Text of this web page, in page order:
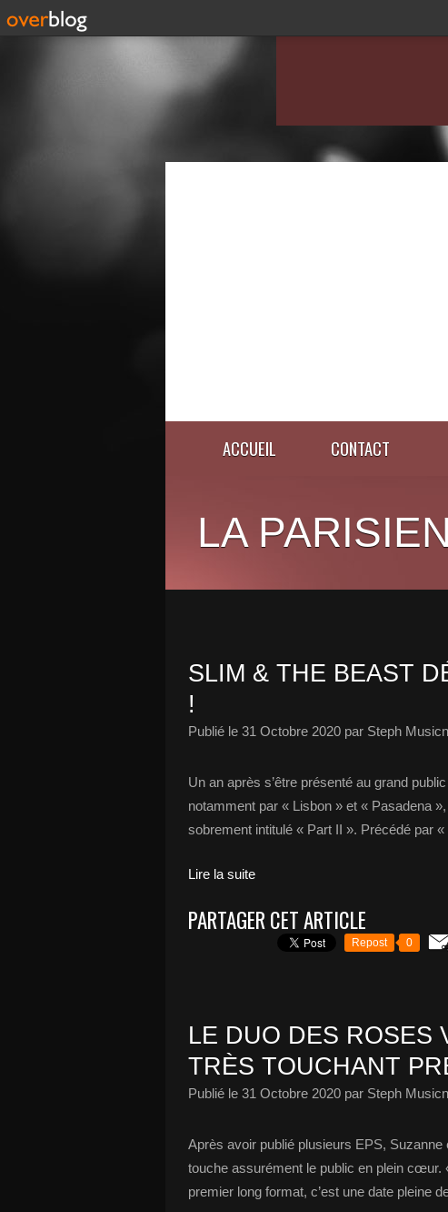
ACCUEIL CONTACT
LA
SLIM & THE BEAST
!
Publié le 31 Octobre 2020 par Steph
Un an après s’être présenté au grand
notamment par « Lisbon » et « Pasadena
sobrement intitulé « Part II ». Précédé par
Lire la suite
PARTAGER CET ARTICLE
Repost 0
LE DUO DES ROSES
TRÈS TOUCHANT
Publié le 31 Octobre 2020 par Steph
Après avoir publié plusieurs EPS,
touche assurément le public en plein cœur.
premier long format, c’est une date pleine